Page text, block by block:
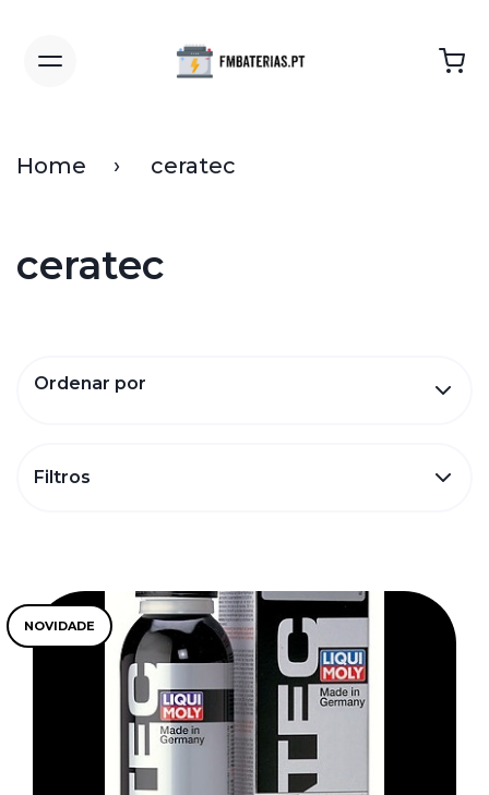
Home ceratec
ceratec
Filtros
Ordenar por
NOVIDADE